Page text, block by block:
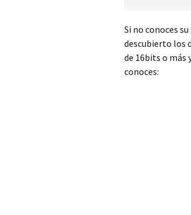
Si no conoces
descubierto los
de 16bits o más
conoces: